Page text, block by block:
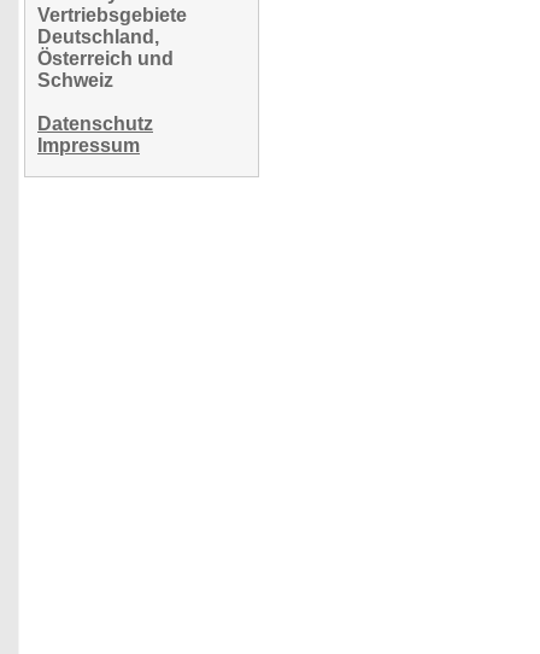
Vertriebsgebiete
Deutschland,
Österreich und
Schweiz
Datenschutz
Impressum